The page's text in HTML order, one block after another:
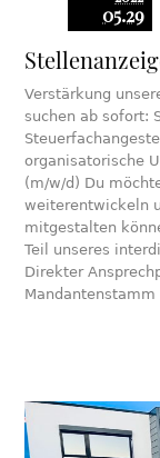
05.29
Verstärkung
suchen ab sofort:
organisatorische
(m/w/d) Du
weiterentwickeln
mitgestalten
Teil unseres
Direkter